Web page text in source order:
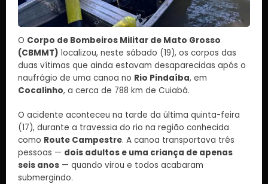
O Corpo de Bombeiros Militar de Mato Grosso
(CBMMT) localizou, neste sábado (19), os corpos das
duas vítimas que ainda estavam desaparecidas após o
naufrágio de uma canoa no Rio Pindaíba, em
Cocalinho, a cerca de 788 km de Cuiabá.
O acidente aconteceu na tarde da última quinta-feira
(17), durante a travessia do rio na região conhecida
como Route Campestre. A canoa transportava três
pessoas — dois adultos e uma criança de apenas
seis anos — quando virou e todos acabaram
submergindo.